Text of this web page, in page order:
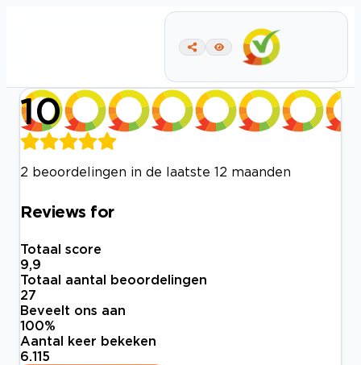
10
2 beoordelingen in de laatste 12 maanden
Reviews for
Totaal score
9,9
Totaal aantal beoordelingen
27
Beveelt ons aan
100%
Aantal keer bekeken
6.115